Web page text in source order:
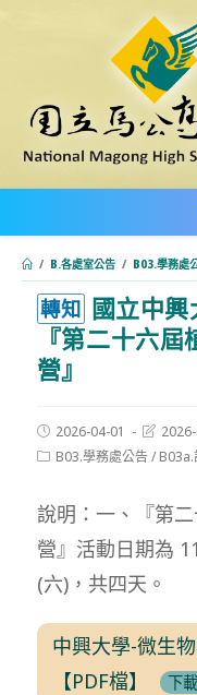
內
/ B.各處室公告 / B03.學務處
轉知 國立中
『第二十六
營』
Post
published:
2026-04-01
Post
last
PostB03.學務處公告/
說明：一、『第
營』活動日期為
(六)，共四天。
中興大學-微生
【PDF檔】
下